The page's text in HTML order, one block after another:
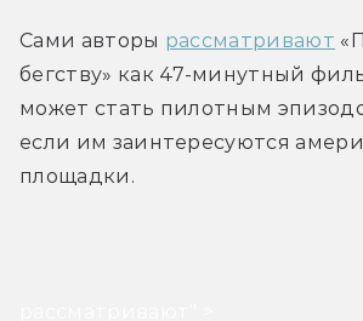
Сами авторы рассматривают
бегству» как 47-минутный
может стать пилотным
если им заинтересуются
площадки.